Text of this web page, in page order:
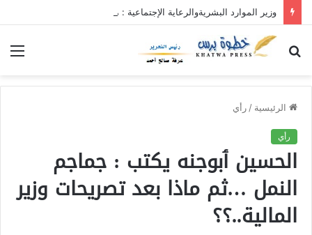
الرئيسية / رأي
رأي
الحسين ٲبوجنه يكتب : جماجم
النمل …ثم ماذا بعد تصريحات وزير
المالية..؟؟